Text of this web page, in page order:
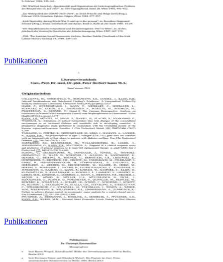
Publikationen
Publikationen